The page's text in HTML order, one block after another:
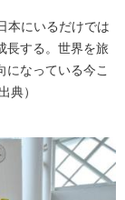
にいるだけでは
長する。世界を旅
になっている今こ
典）​